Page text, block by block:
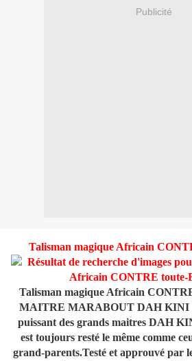
Publicité
Talisman magique Africain
Talisman magique Africain
MAITRE MARABOUT DAH KINI
puissant des grands maitres DAH
est toujours resté le même comme
grand-parents.Testé et approuvé par